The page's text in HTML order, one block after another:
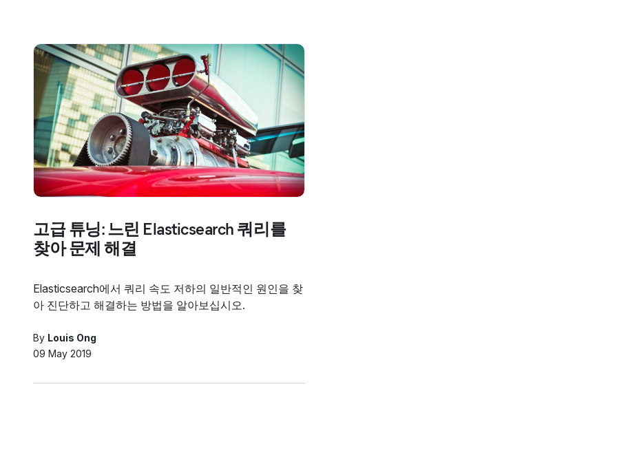
고급 튜닝: 느린 Elasticsearch 쿼리를
찾아 문제 해결
Elasticsearch에서 쿼리 속도 저하의 일반적인 원인을 찾
아 진단하고 해결하는 방법을 알아보십시오.
By Louis Ong
09 May 2019